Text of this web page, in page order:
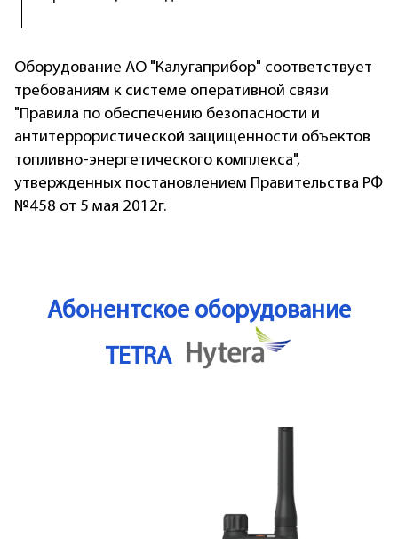
Оборудование АО "Калугаприбор" соответствует
требованиям к системе оперативной связи
"Правила по обеспечению безопасности и
антитеррористической защищенности объектов
топливно-энергетического комплекса",
утвержденных постановлением Правительства РФ
№458 от 5 мая 2012г.
Абонентское оборудование
TETRA